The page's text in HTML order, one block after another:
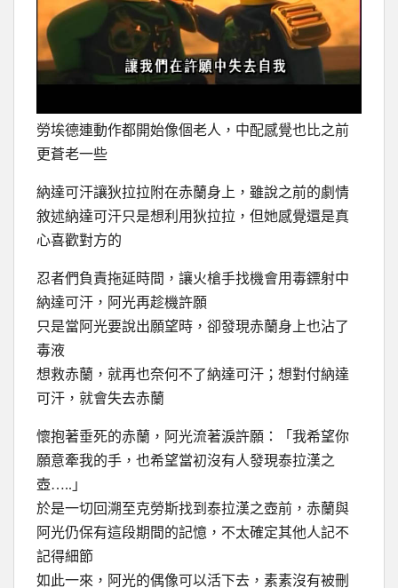
勞埃德連動作都開始像個老人，中配感覺也比之前
更蒼老一些
納達可汗讓狄拉拉附在赤蘭身上，雖說之前的劇情
敘述納達可汗只是想利用狄拉拉，但她感覺還是真
心喜歡對方的
忍者們負責拖延時間，讓火槍手找機會用毒鏢射中
納達可汗，阿光再趁機許願
只是當阿光要說出願望時，卻發現赤蘭身上也沾了
毒液
想救赤蘭，就再也奈何不了納達可汗；想對付納達
可汗，就會失去赤蘭
懷抱著垂死的赤蘭，阿光流著淚許願：「我希望你
願意牽我的手，也希望當初沒有人發現泰拉漢之
壺…..」
於是一切回溯至克勞斯找到泰拉漢之壺前，赤蘭與
阿光仍保有這段期間的記憶，不太確定其他人記不
記得細節
如此一來，阿光的偶像可以活下去，素素沒有被刪